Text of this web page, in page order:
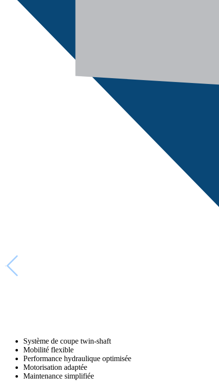
Système de coupe twin-shaft
Mobilité flexible
Performance hydraulique optimisée
Motorisation adaptée
Maintenance simplifiée